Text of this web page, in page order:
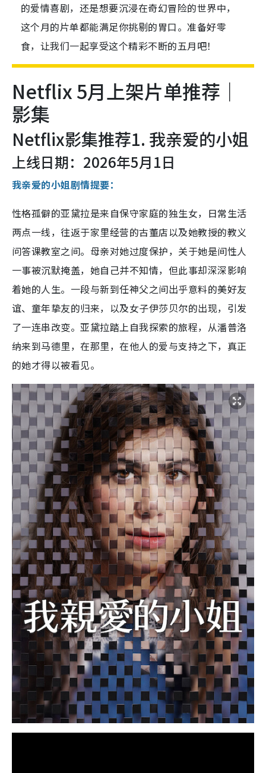
的爱情喜剧，还是想要沉浸在奇幻冒险的世界中，
这个月的片单都能满足你挑剔的胃口。准备好零
食，让我们一起享受这个精彩不断的五月吧！
Netflix 5月上架片单推荐｜
影集
Netflix影集推荐1. 我亲爱的小姐
上线日期：2026年5月1日
我亲爱的小姐剧情提要：
性格孤僻的亚黛拉是来自保守家庭的独生女，日常生活
两点一线，往返于家里经营的古董店以及她教授的教义
问答课教室之间。母亲对她过度保护，关于她是间性人
一事被沉默掩盖，她自己并不知情，但此事却深深影响
着她的人生。一段与新到任神父之间出乎意料的美好友
谊、童年挚友的归来，以及女子伊莎贝尔的出现，引发
了一连串改变。亚黛拉踏上自我探索的旅程，从潘普洛
纳来到马德里，在那里，在他人的爱与支持之下，真正
的她才得以被看见。